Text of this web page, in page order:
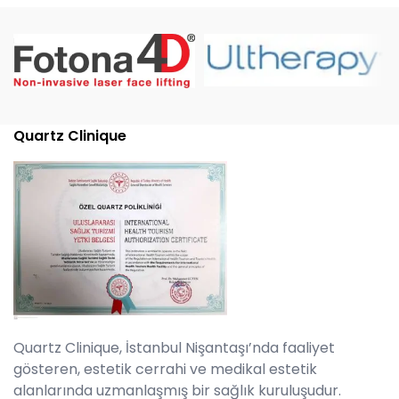
Quartz Clinique
Quartz Clinique, İstanbul Nişantaşı’nda faaliyet
gösteren, estetik cerrahi ve medikal estetik
alanlarında uzmanlaşmış bir sağlık kuruluşudur.